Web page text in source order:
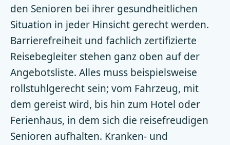
den Senioren bei ihrer gesundheitlichen
Situation in jeder Hinsicht gerecht werden.
Barrierefreiheit und fachlich zertifizierte
Reisebegleiter stehen ganz oben auf der
Angebotsliste. Alles muss beispielsweise
rollstuhlgerecht sein; vom Fahrzeug, mit
dem gereist wird, bis hin zum Hotel oder
Ferienhaus, in dem sich die reisefreudigen
Senioren aufhalten. Kranken- und